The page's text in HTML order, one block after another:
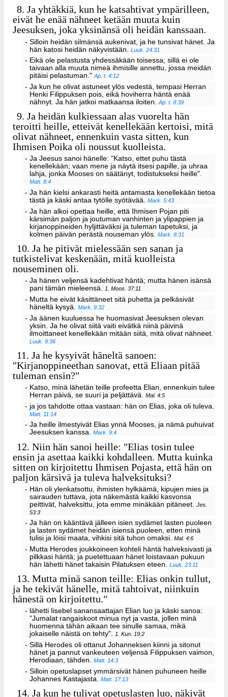
8. Ja yhtäkkiä, kun he katsahtivat ympärilleen,
eivät he enää nähneet ketään muuta kuin
Jeesuksen, joka yksinänsä oli heidän kanssaan.
- Silloin heidän silmänsä aukenivat, ja he tunsivat hänet. Ja
hän katosi heidän näkyvistään.Luuk. 24:31
- Eikä ole pelastusta yhdessäkään toisessa; sillä ei ole
taivaan alla muuta nimeä ihmisille annettu, jossa meidän
pitäisi pelastuman."Ap. t. 4:12
- Ja kun he olivat astuneet ylös vedestä, tempasi Herran
Henki Filippuksen pois, eikä hoviherra häntä enää
nähnyt. Ja hän jatkoi matkaansa iloiten.Ap. t. 8:39
9. Ja heidän kulkiessaan alas vuorelta hän
teroitti heille, etteivät kenellekään kertoisi, mitä
olivat nähneet, ennenkuin vasta sitten, kun
Ihmisen Poika oli noussut kuolleista.
- Ja Jeesus sanoi hänelle: "Katso, ettet puhu tästä
kenellekään; vaan mene ja näytä itsesi papille, ja uhraa
lahja, jonka Mooses on säätänyt, todistukseksi heille".
Matt. 8:4
- Ja hän kielsi ankarasti heitä antamasta kenellekään tietoa
tästä ja käski antaa tytölle syötävää.Mark. 5:43
- Ja hän alkoi opettaa heille, että Ihmisen Pojan piti
kärsimän paljon ja joutuman vanhinten ja ylipappien ja
kirjanoppineiden hyljittäväksi ja tuleman tapetuksi, ja
kolmen päivän perästä nouseman ylös.Mark. 8:31
10. Ja he pitivät mielessään sen sanan ja
tutkistelivat keskenään, mitä kuolleista
nouseminen oli.
- Ja hänen veljensä kadehtivat häntä; mutta hänen isänsä
pani tämän mieleensä.1. Moos. 37:11
- Mutta he eivät käsittäneet sitä puhetta ja pelkäsivät
häneltä kysyä.Mark. 9:32
- Ja äänen kuuluessa he huomasivat Jeesuksen olevan
yksin. Ja he olivat siitä vaiti eivätkä niinä päivinä
ilmoittaneet kenellekään mitään siitä, mitä olivat nähneet.
Luuk. 9:36
11. Ja he kysyivät häneltä sanoen:
"Kirjanoppineethan sanovat, että Eliaan pitää
tuleman ensin?"
- Katso, minä lähetän teille profeetta Elian, ennenkuin tulee
Herran päivä, se suuri ja peljättävä.Mal. 4:5
- ja jos tahdotte ottaa vastaan: hän on Elias, joka oli tuleva.
Matt. 11:14
- Ja heille ilmestyivät Elias ynnä Mooses, ja nämä puhuivat
Jeesuksen kanssa.Mark. 9:4
12. Niin hän sanoi heille: "Elias tosin tulee
ensin ja asettaa kaikki kohdalleen. Mutta kuinka
sitten on kirjoitettu Ihmisen Pojasta, että hän on
paljon kärsivä ja tuleva halveksituksi?
- Hän oli ylenkatsottu, ihmisten hylkäämä, kipujen mies ja
sairauden tuttava, jota näkemästä kaikki kasvonsa
peittivät, halveksittu, jota emme minäkään pitäneet.Jes.
53:3
- Ja hän on kääntävä jälleen isien sydämet lasten puoleen
ja lasten sydämet heidän isiensä puoleen, etten minä
tulisi ja löisi maata, vihkisi sitä tuhon omaksi.Mal. 4:6
- Mutta Herodes joukkoineen kohteli häntä halveksivasti ja
pilkkasi häntä; ja puetettuaan hänet loistavaan pukuun
hän lähetti hänet takaisin Pilatuksen eteen.Luuk. 23:11
13. Mutta minä sanon teille: Elias onkin tullut,
ja he tekivät hänelle, mitä tahtoivat, niinkuin
hänestä on kirjoitettu."
- lähetti Iisebel sanansaattajan Elian luo ja käski sanoa:
"Jumalat rangaiskoot minua nyt ja vasta, jollen minä
huomenna tähän aikaan tee sinulle samaa, mikä
jokaiselle näistä on tehty".1. Kun. 19:2
- Sillä Herodes oli ottanut Johanneksen kiinni ja sitonut
hänet ja pannut vankeuteen veljensä Filippuksen vaimon,
Herodiaan, tähden.Matt. 14:3
- Silloin opetuslapset ymmärsivät hänen puhuneen heille
Johannes Kastajasta.Matt. 17:13
14. Ja kun he tulivat opetuslasten luo, näkivät